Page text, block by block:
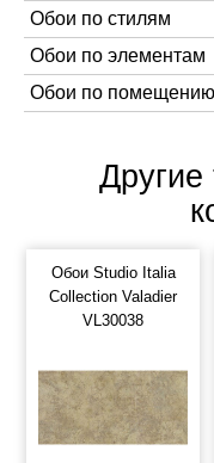
Обои по стилям
Обои по элементам
Обои по помещению
Другие
Обои Studio Italia
Collection Valadier
VL30038